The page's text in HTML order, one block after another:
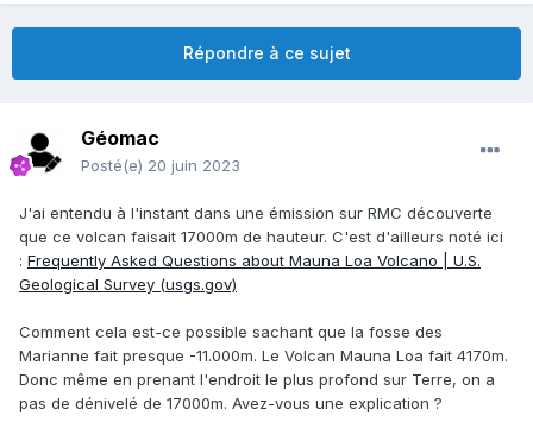
Répondre à ce sujet
Géomac
Posté(e) 20 juin 2023
J'ai entendu à l'instant dans une émission sur RMC découverte
que ce volcan faisait 17000m de hauteur. C'est d'ailleurs noté ici
: Frequently Asked Questions about Mauna Loa Volcano | U.S.
Geological Survey (usgs.gov)
Comment cela est-ce possible sachant que la fosse des
Marianne fait presque -11.000m. Le Volcan Mauna Loa fait 4170m.
Donc même en prenant l'endroit le plus profond sur Terre, on a
pas de dénivelé de 17000m. Avez-vous une explication ?